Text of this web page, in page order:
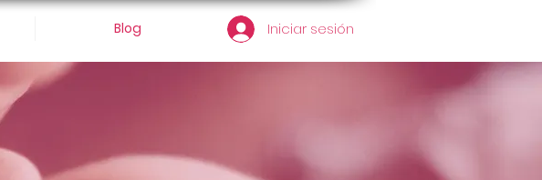
Iniciar sesión
Blog